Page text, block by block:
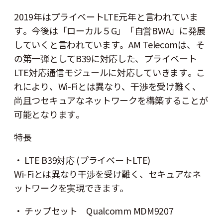
2019年はプライベートLTE元年と言われていま
す。今後は「ローカル５G」「自営BWA」に発展
していくと言われています。AM Telecomは、そ
の第一弾としてB39に対応した、プライベート
LTE対応通信モジュールに対応していきます。こ
れにより、Wi-Fiとは異なり、干渉を受け難く、
尚且つセキュアなネットワークを構築することが
可能となります。
特長
・ LTE B39対応 (プライベートLTE)
Wi-Fiとは異なり干渉を受け難く、セキュアなネ
ットワークを実現できます。
・ チップセット Qualcomm MDM9207